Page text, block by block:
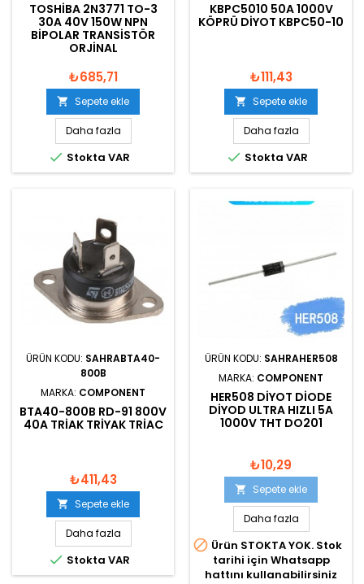
TOSHIBA 2N3771 TO-3
30A 40V 150W NPN
BIPOLAR TRANSISTÖR
ORJINAL
₺685,71
 Sepete ekle
Daha fazla
 Stokta VAR
KBPC5010 50A 1000V
KÖPRÜ DIYOT KBPC50-10
₺111,43
 Sepete ekle
Daha fazla
 Stokta VAR
ÜRÜN KODU: SAHRABTA40-
800B
MARKA: COMPONENT
BTA40-800B RD-91 800V
40A TRIAK TRIYAK TRIAC
₺411,43
 Sepete ekle
Daha fazla
 Stokta VAR
ÜRÜN KODU: SAHRAHER508
MARKA: COMPONENT
HER508 DIYOT DIODE
DIYOD ULTRA HIZLI 5A
1000V THT DO201
₺10,29
 Sepete ekle
Daha fazla
 Ürün STOKTA YOK. Stok
tarihi için Whatsapp
hattını kullanabilirsiniz